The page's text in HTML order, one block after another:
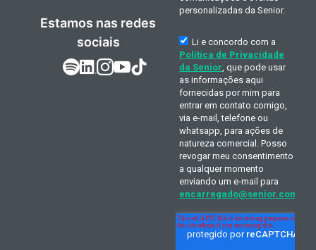
Estamos nas redes
sociais